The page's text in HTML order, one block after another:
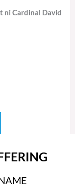
ni Cardinal David